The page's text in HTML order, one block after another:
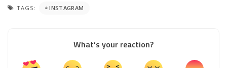
TAGS: INSTAGRAM
What’s your reaction?